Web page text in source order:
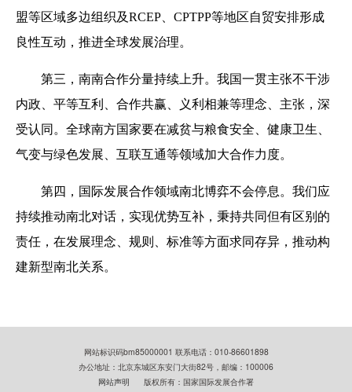
盟等区域多边组织及RCEP、CPTPP等地区自贸安排形成
良性互动，推进全球发展治理。
第三，南南合作分量持续上升。我国一贯主张不干涉
内政、平等互利、合作共赢、义利相兼等理念、主张，深
受认同。全球南方国家要在减贫与粮食安全、健康卫生、
气变与绿色发展、互联互通等领域加大合作力度。
第四，国际发展合作领域南北博弈不会停息。我们应
持续推动南北对话，实现优势互补，秉持共同但有区别的
责任，在发展理念、规则、标准等方面求同存异，推动构
建新型南北关系。
网站标识码bm85000001 联系电话：010-86601898
办公地址：北京东城区东安门大街82号，邮编：100006
网站声明
版权所有：国家国际发展合作署